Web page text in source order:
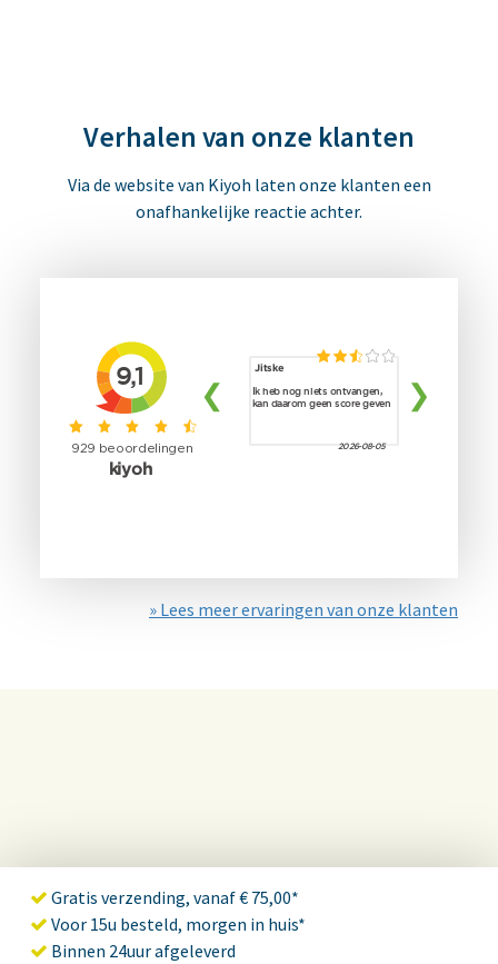
Verhalen van onze klanten
Via de website van Kiyoh laten onze klanten een
onafhankelijke reactie achter.
» Lees meer ervaringen van onze klanten
Gratis verzending, vanaf € 75,00*
Voor 15u besteld, morgen in huis*
Binnen 24uur afgeleverd